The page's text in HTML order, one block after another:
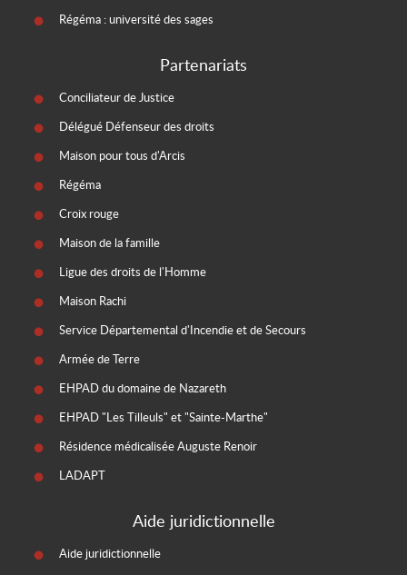
Régéma : université des sages
Partenariats
Conciliateur de Justice
Délégué Défenseur des droits
Maison pour tous d'Arcis
Régéma
Croix rouge
Maison de la famille
Ligue des droits de l'Homme
Maison Rachi
Service Départemental d'Incendie et de Secours
Armée de Terre
EHPAD du domaine de Nazareth
EHPAD "Les Tilleuls" et "Sainte-Marthe"
Résidence médicalisée Auguste Renoir
LADAPT
Aide juridictionnelle
Aide juridictionnelle